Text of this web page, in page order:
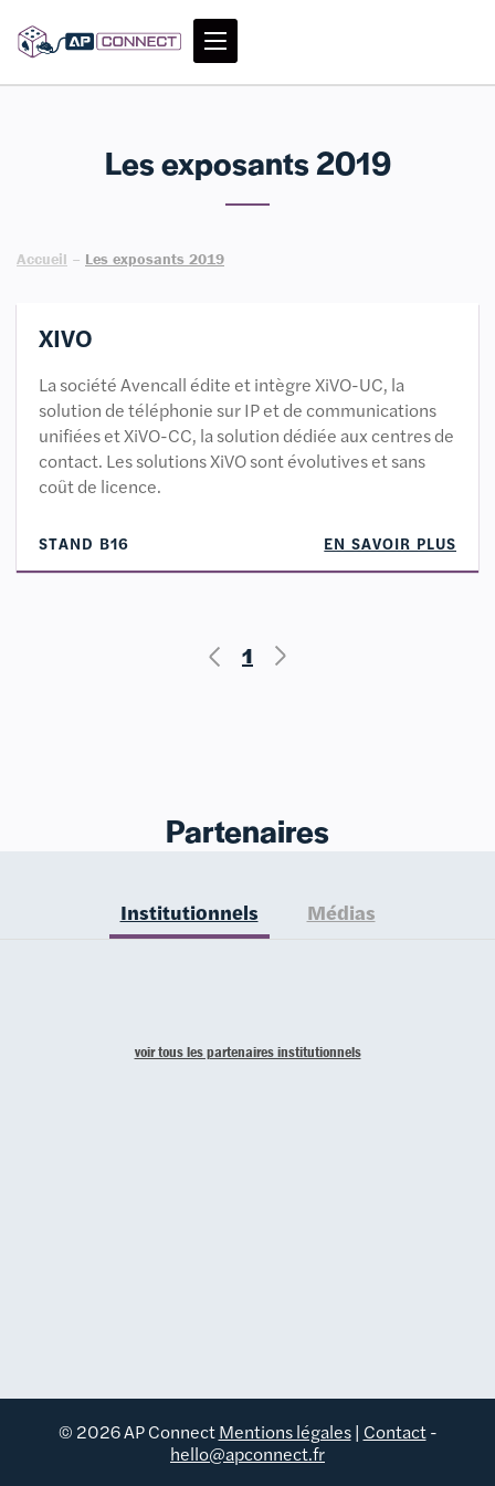
Les exposants 2019
Accueil – Les exposants 2019
XIVO
La société Avencall édite et intègre XiVO-UC, la
solution de téléphonie sur IP et de communications
unifiées et XiVO-CC, la solution dédiée aux centres de
contact. Les solutions XiVO sont évolutives et sans
coût de licence.
STAND B16 EN SAVOIR PLUS
1
Partenaires
Institutionnels Médias
voir tous les partenaires institutionnels
© 2026 AP ConnectMentions légales| Contact-
hello@apconnect.fr